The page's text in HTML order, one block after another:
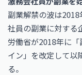
副業解禁の波は
社員の副業に対する
労働省が2018年に
イン」を改定して以
る。